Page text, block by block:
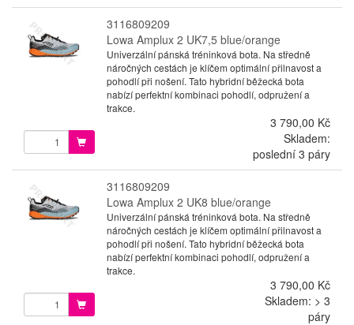
3116809209
Lowa Amplux 2 UK7,5 blue/orange
Univerzální pánská tréninková bota. Na středně
náročných cestách je klíčem optimální přilnavost a
pohodlí při nošení. Tato hybridní běžecká bota
nabízí perfektní kombinaci pohodlí, odpružení a
trakce.
3 790,00 Kč
Skladem:
poslední 3 páry
3116809209
Lowa Amplux 2 UK8 blue/orange
Univerzální pánská tréninková bota. Na středně
náročných cestách je klíčem optimální přilnavost a
pohodlí při nošení. Tato hybridní běžecká bota
nabízí perfektní kombinaci pohodlí, odpružení a
trakce.
3 790,00 Kč
Skladem: > 3
páry